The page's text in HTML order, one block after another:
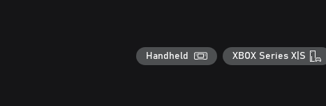
XBOX Series X|S
Handheld